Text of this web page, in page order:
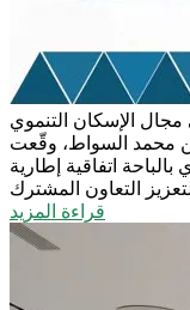
مجال الإسكان التنموي
محمد السواط، وقّعت
اتفاقية إطارية
قراءة المزيد